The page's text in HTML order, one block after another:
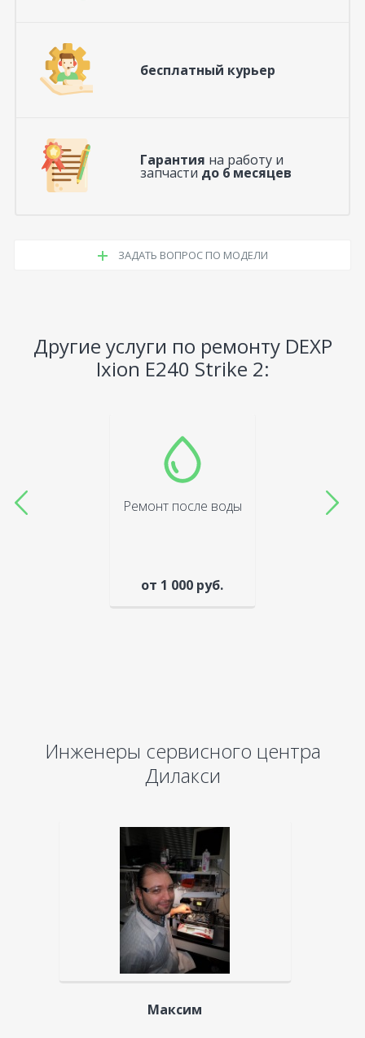
бесплатный курьер
Гарантия на работу и
запчасти до 6 месяцев
ЗАДАТЬ ВОПРОС ПО МОДЕЛИ
Другие услуги по ремонту DEXP
Ixion E240 Strike 2:
Ремонт после воды
от 1 000 руб.
Инженеры сервисного центра
Дилакси
Максим